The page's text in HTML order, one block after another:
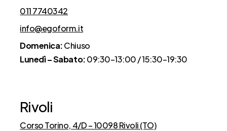
011 7740342
info@egoform.it
Domenica:Chiuso
Lunedì – Sabato:09:30–13:00 / 15:30–19:30
Rivoli
Corso Torino, 4/D – 10098 Rivoli (TO)